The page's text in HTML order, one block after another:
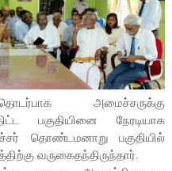
அமைச்சருக்கு
பகுதியினை நேரடியாக
தொண்டமனாறு பகுதியில்
வருகைதந்திருந்தார்.